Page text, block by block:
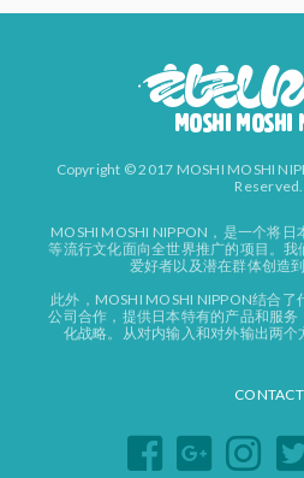
Copyright © 2017 MOSHI MOSHI
Reserved.
MOSHI MOSHI NIPPON，是一个将
等流行文化面向全世界推广的项目。
爱好者以及潜在群体创造
此外，MOSHI MOSHI NIPPON结合
公司合作，提供日本特有的产品和服
化战略。从对内输入和对外输出两个
CONTACT